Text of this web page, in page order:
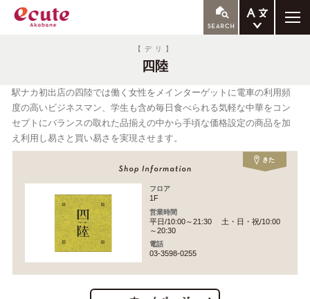
한국어
【デリ】
四陸
駅ナカ初出店の四陸では働く女性をメインターゲットに電車の利用頻
度の高いビジネスマン、学生も含め毎日食べられる気軽な中華をコン
セプトにバランスの取れた品揃えの中から手頃な価格設定の商品を加
え利用し易さと買い易さを実現させます。
きた
フロア
1F
営業時間
平日/10:00～21:30 土・日・祝/10:00
～20:30
電話
03-3598-0255